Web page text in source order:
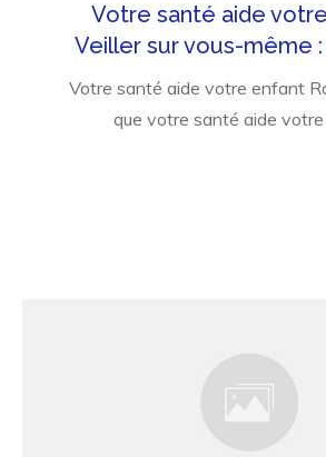
Votre santé aide
Veiller sur vous-même
Votre santé aide votre enfant
que votre santé aide